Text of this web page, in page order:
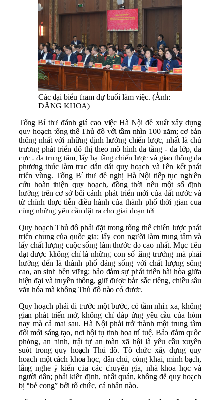
Các đại biểu tham dự buổi làm việc. (Ảnh:
ĐĂNG KHOA)
Tổng Bí thư đánh giá cao việc Hà Nội đề xuất xây dựng
quy hoạch tổng thể Thủ đô với tầm nhìn 100 năm; cơ bản
thống nhất với những định hướng chiến lược, nhất là chủ
trương phát triển đô thị theo mô hình đa tầng - đa lớp, đa
cực - đa trung tâm, lấy hạ tầng chiến lược và giao thông đa
phương thức làm trục dẫn dắt quy hoạch và liên kết phát
triển vùng. Tổng Bí thư đề nghị Hà Nội tiếp tục nghiên
cứu hoàn thiện quy hoạch, đồng thời nêu một số định
hướng trên cơ sở bối cảnh phát triển mới của đất nước và
từ chính thực tiễn điều hành của thành phố thời gian qua
cùng những yêu cầu đặt ra cho giai đoạn tới.
Quy hoạch Thủ đô phải đặt trong tổng thể chiến lược phát
triển chung của quốc gia; lấy con người làm trung tâm và
lấy chất lượng cuộc sống làm thước đo cao nhất. Mục tiêu
đạt được không chỉ là những con số tăng trưởng mà phải
hướng đến là thành phố đáng sống với chất lượng sống
cao, an sinh bền vững; bảo đảm sự phát triển hài hòa giữa
hiện đại và truyền thống, giữ được bản sắc riêng, chiều sâu
văn hóa mà không Thủ đô nào có được.
Quy hoạch phải đi trước một bước, có tầm nhìn xa, không
gian phát triển mở, không chỉ đáp ứng yêu cầu của hôm
nay mà cả mai sau. Hà Nội phải trở thành một trung tâm
đổi mới sáng tạo, nơi hội tụ tinh hoa trí tuệ. Bảo đảm quốc
phòng, an ninh, trật tự an toàn xã hội là yêu cầu xuyên
suốt trong quy hoạch Thủ đô. Tổ chức xây dựng quy
hoạch một cách khoa học, dân chủ, công khai, minh bạch,
lắng nghe ý kiến của các chuyên gia, nhà khoa học và
người dân; phải kiên định, nhất quán, không để quy hoạch
bị “bẻ cong” bởi tổ chức, cá nhân nào.